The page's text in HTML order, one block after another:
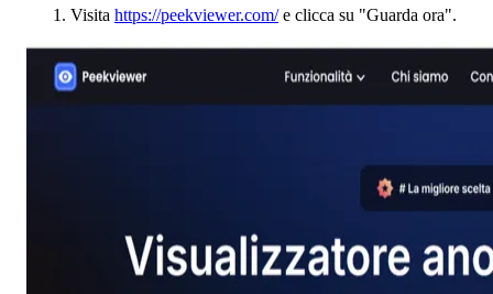
Visita https://peekviewer.com/e clicca su "Guarda ora".